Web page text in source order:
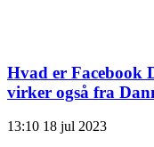
Hvad er Facebook
virker også fra
13:10 18 jul 2023